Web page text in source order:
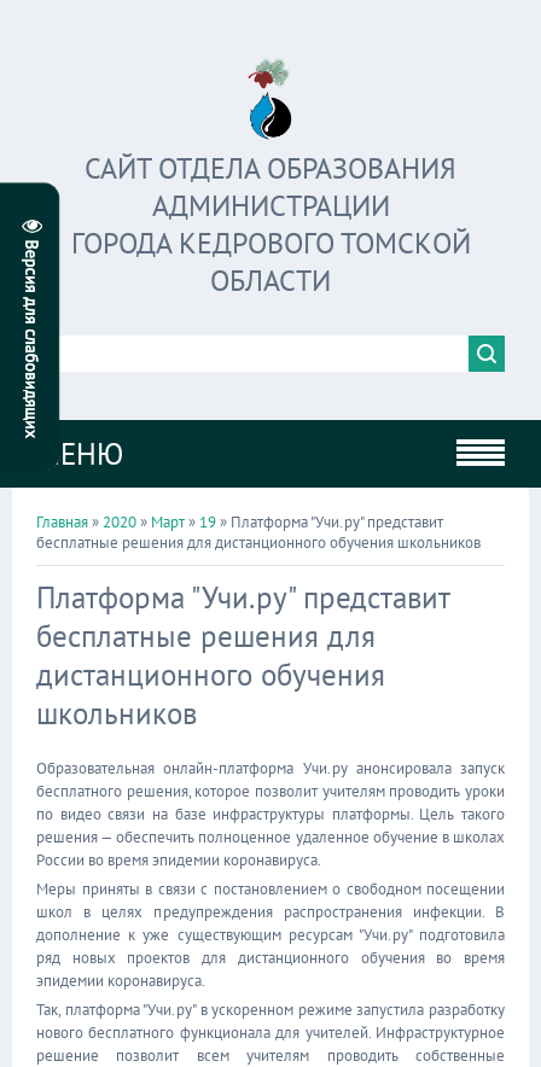
САЙТ ОТДЕЛА ОБРАЗОВАНИЯ
АДМИНИСТРАЦИИ
ГОРОДА КЕДРОВОГО ТОМСКОЙ
ОБЛАСТИ
МЕНЮ
Главная» 2020» Март» 19» Платформа "Учи.ру" представит
бесплатные решения для дистанционного обучения школьников
Платформа "Учи.ру" представит
бесплатные решения для
дистанционного обучения
школьников
Образовательная онлайн-платформа Учи.ру анонсировала запуск
бесплатного решения, которое позволит учителям проводить уроки
по видео связи на базе инфраструктуры платформы. Цель такого
решения — обеспечить полноценное удаленное обучение в школах
России во время эпидемии коронавируса.
Меры приняты в связи с постановлением о свободном посещении
школ в целях предупреждения распространения инфекции. В
дополнение к уже существующим ресурсам "Учи.ру" подготовила
ряд новых проектов для дистанционного обучения во время
эпидемии коронавируса.
Так, платформа "Учи.ру" в ускоренном режиме запустила разработку
нового бесплатного функционала для учителей. Инфраструктурное
решение позволит всем учителям проводить собственные